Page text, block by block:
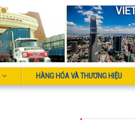
HÀNG HÓA VÀ THƯƠNG HIỆU